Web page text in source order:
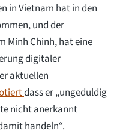
in Vietnam hat in den
und der
Minh Chinh, hat eine
digitaler
aktuellen
dass er „ungeduldig
nicht anerkannt
handeln“.